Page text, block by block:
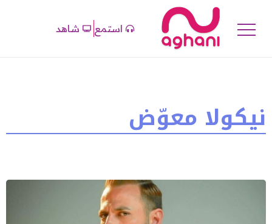
استمع شاهد
نيكولا معوّض